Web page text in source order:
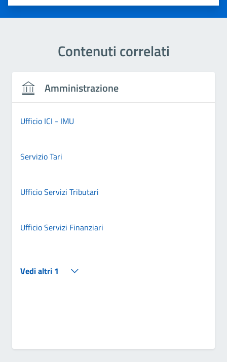
Valuta 5 stelle su 5
Valuta 4 stelle su 5
Valuta 3 stelle su 5
Valuta 2 stelle su 5
Valuta 1 stelle su 5
Contenuti correlati
Amministrazione
Ufficio ICI - IMU
Servizio Tari
Ufficio Servizi Tributari
Ufficio Servizi Finanziari
Vedi altri 1